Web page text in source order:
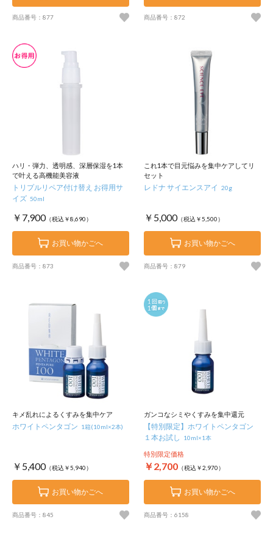
商品番号：877 商品番号：872
ハリ・弾力、透明感、深層保湿を1本
で叶える高機能美容液
トリプルリペア付け替え お得用サ
イズ 50ml
￥7,900（税込￥8,690）
お買い物かごへ
商品番号：873
これ1本で目元悩みを集中ケアしてリ
セット
レドナ サイエンスアイ 20g
￥5,000（税込￥5,500）
お買い物かごへ
商品番号：879
キメ乱れによるくすみを集中ケア
ホワイトペンタゴン 1箱(10ml×2本)
￥5,400（税込￥5,940）
お買い物かごへ
商品番号：845
ガンコなシミやくすみを集中還元
【特別限定】ホワイトペンタゴン
１本お試し
10ml×1本
特別限定価格
￥2,700 （税込￥2,970）
お買い物かごへ
商品番号：6158